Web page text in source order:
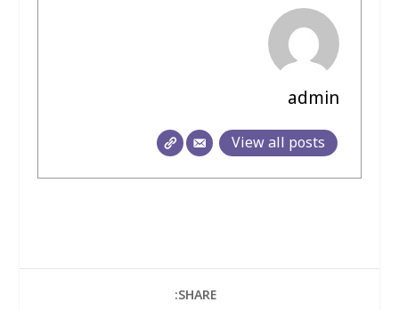
admin
View all posts
SHARE: